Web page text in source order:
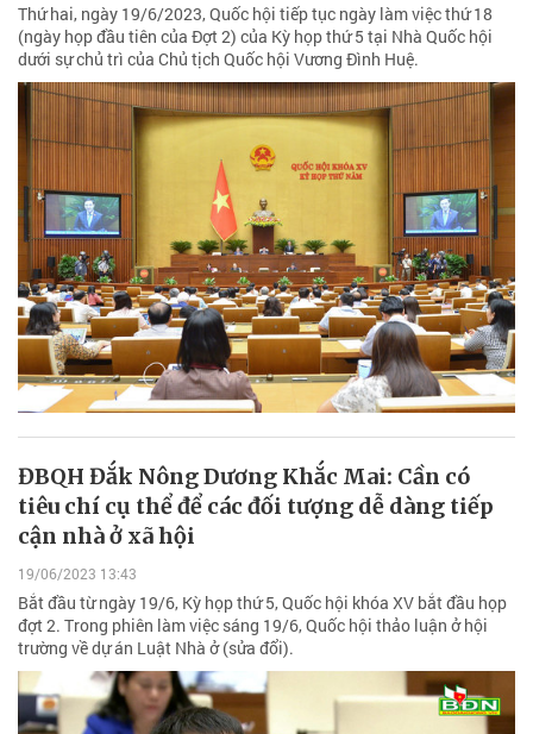
Thứ hai, ngày 19/6/2023, Quốc hội tiếp tục ngày làm việc thứ 18
(ngày họp đầu tiên của Đợt 2) của Kỳ họp thứ 5 tại Nhà Quốc hội
dưới sự chủ trì của Chủ tịch Quốc hội Vương Đình Huệ.
ĐBQH Đắk Nông Dương Khắc Mai: Cần có
tiêu chí cụ thể để các đối tượng dễ dàng tiếp
cận nhà ở xã hội
19/06/2023 13:43
Bắt đầu từ ngày 19/6, Kỳ họp thứ 5, Quốc hội khóa XV bắt đầu họp
đợt 2. Trong phiên làm việc sáng 19/6, Quốc hội thảo luận ở hội
trường về dự án Luật Nhà ở (sửa đổi).